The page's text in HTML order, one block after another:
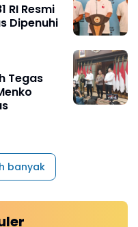
RI Resmi
Dipenuhi
Tegas
banyak